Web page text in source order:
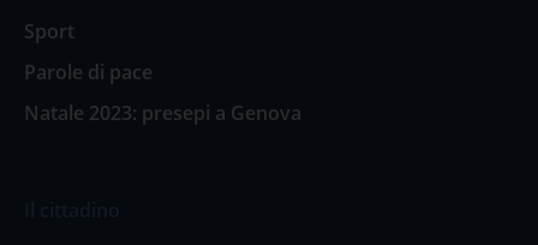
Sport
Parole di pace
Natale 2023: presepi a Genova